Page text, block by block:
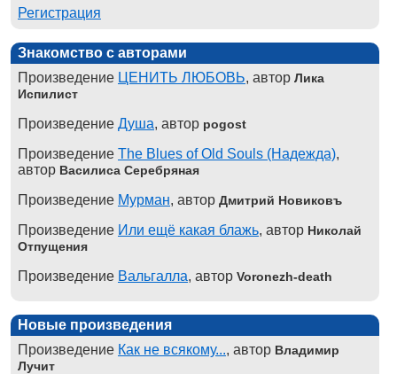
Регистрация
Знакомство с авторами
Произведение ЦЕНИТЬ ЛЮБОВЬ, автор Лика
Испилист
Произведение Душа, автор pogost
Произведение The Blues of Old Souls (Надежда),
автор Василиса Серебряная
Произведение Мурман, автор Дмитрий Новиковъ
Произведение Или ещё какая блажь, автор Николай
Отпущения
Произведение Вальгалла, автор Voronezh-death
Новые произведения
Произведение Как не всякому..., автор Владимир
Лучит